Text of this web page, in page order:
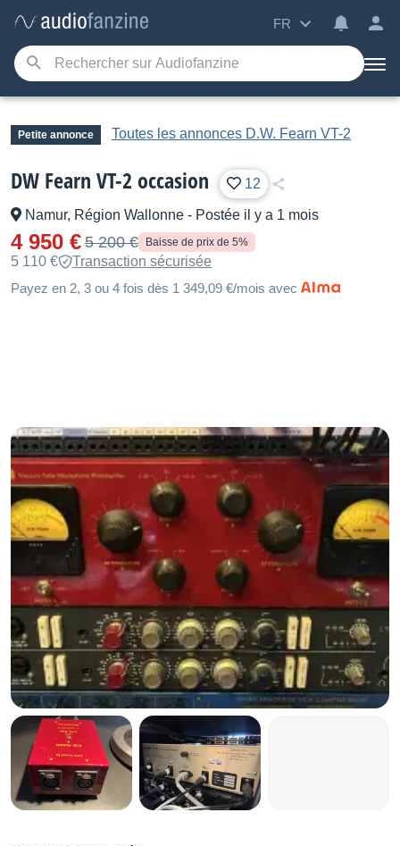
FR
Petite annonce Toutes les annonces D.W. Fearn VT-2
DW Fearn VT-2 occasion 12
Namur, Région Wallonne - Postée il y a 1 mois
4 950 € 5 200 € Baisse de prix de 5%
5 110 €
Transaction sécurisée
Payez en 2, 3 ou 4 fois dès 1 349,09 €/mois avec